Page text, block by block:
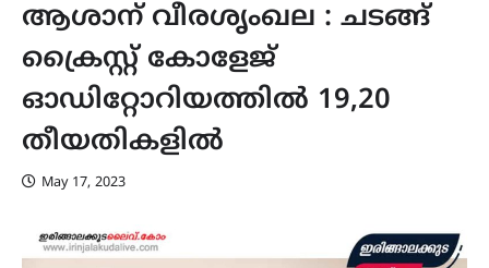
ആശാന് വീരശൃംഖല : ചടങ്ങ്
ക്രൈസ്റ്റ് കോളേജ്
ഓഡിറ്റോറിയത്തിൽ 19,20
തീയതികളിൽ
May 17, 2023